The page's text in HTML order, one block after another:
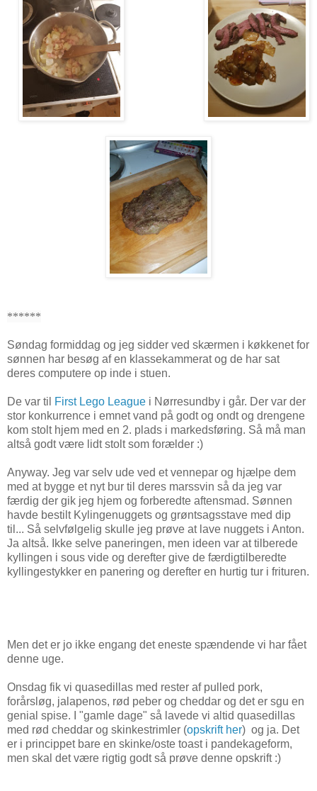
******
Søndag formiddag og jeg sidder ved skærmen i køkkenet for
sønnen har besøg af en klassekammerat og de har sat
deres computere op inde i stuen.
De var til First Lego League i Nørresundby i går. Der var der
stor konkurrence i emnet vand på godt og ondt og drengene
kom stolt hjem med en 2. plads i markedsføring. Så må man
altså godt være lidt stolt som forælder :)
Anyway. Jeg var selv ude ved et vennepar og hjælpe dem
med at bygge et nyt bur til deres marssvin så da jeg var
færdig der gik jeg hjem og forberedte aftensmad. Sønnen
havde bestilt Kylingenuggets og grøntsagsstave med dip
til... Så selvfølgelig skulle jeg prøve at lave nuggets i Anton.
Ja altså. Ikke selve paneringen, men ideen var at tilberede
kyllingen i sous vide og derefter give de færdigtilberedte
kyllingestykker en panering og derefter en hurtig tur i frituren.
Men det er jo ikke engang det eneste spændende vi har fået
denne uge.
Onsdag fik vi quasedillas med rester af pulled pork,
forårsløg, jalapenos, rød peber og cheddar og det er sgu en
genial spise. I "gamle dage" så lavede vi altid quasedillas
med rød cheddar og skinkestrimler (opskrift her) og ja. Det
er i princippet bare en skinke/oste toast i pandekageform,
men skal det være rigtig godt så prøve denne opskrift :)